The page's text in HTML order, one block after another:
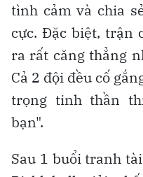
tình cảm và chia
cực. Đặc biệt, trận
ra rất căng thẳng
Cả 2 đội đều cố
trọng tinh thần
bạn".
Sau 1 buổi tranh